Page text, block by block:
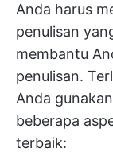
Anda harus
penulisan
membantu
penulisan.
Anda
beberapa
terbaik: